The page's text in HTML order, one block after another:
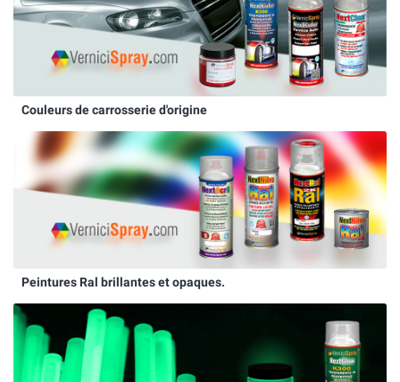
Couleurs de carrosserie d'origine
Peintures Ral brillantes et opaques.